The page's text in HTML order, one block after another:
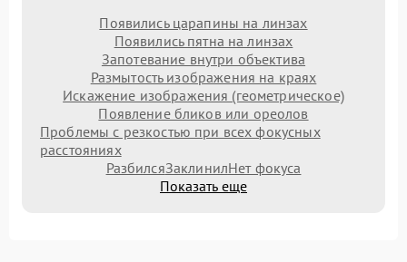
Появились царапины на линзах
Появились пятна на линзах
Запотевание внутри объектива
Размытость изображения на краях
Искажение изображения (геометрическое)
Появление бликов или ореолов
Проблемы с резкостью при всех фокусных
расстояниях
РазбилсяЗаклинилНет фокуса
Показать еще